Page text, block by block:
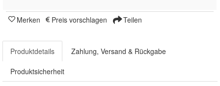
Merken Preis vorschlagen Teilen
Produktdetails Zahlung, Versand & Rückgabe
Produktsicherheit